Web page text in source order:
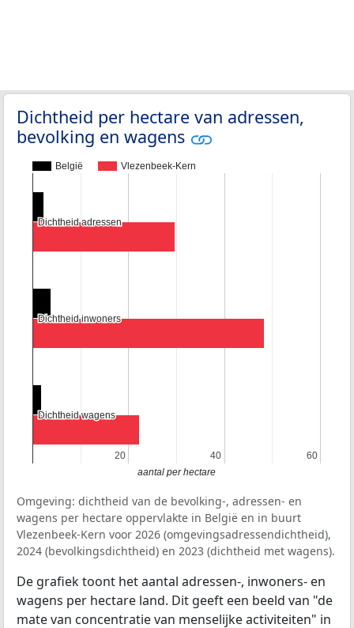
Dichtheid per hectare van adressen,
bevolking en wagens
België Vlezenbeek-Kern
20
20 40
40 60
60
Dichtheid adressen
Dichtheid adressen
Dichtheid inwoners
Dichtheid inwoners
Dichtheid wagens
Dichtheid wagens
aantal per hectare
Omgeving: dichtheid van de bevolking-, adressen- en
wagens per hectare oppervlakte in België en in buurt
Vlezenbeek-Kern voor 2026 (omgevingsadressendichtheid),
2024 (bevolkingsdichtheid) en 2023 (dichtheid met wagens).
De grafiek toont het aantal adressen-, inwoners- en
wagens per hectare land. Dit geeft een beeld van "de
mate van concentratie van menselijke activiteiten" in